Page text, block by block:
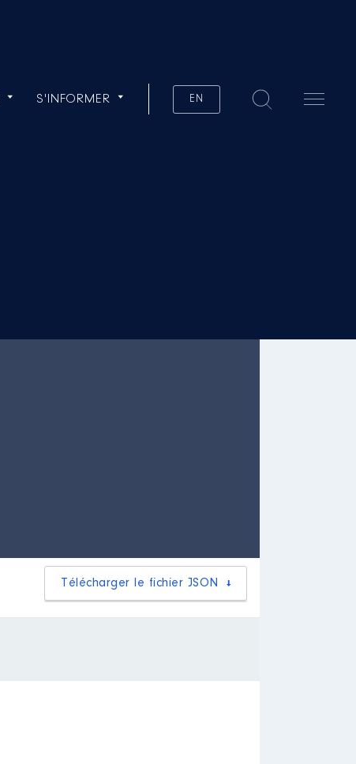
S'INFORMER EN
Télécharger le fichier JSON